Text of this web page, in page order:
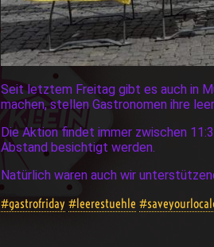
Seit letztem Freitag gibt es auch in
machen, stellen Gastronomen ihre
Die Aktion findet immer zwischen
Abstand besichtigt werden.
Natürlich waren auch wir
#gastrofriday #leerestuehle